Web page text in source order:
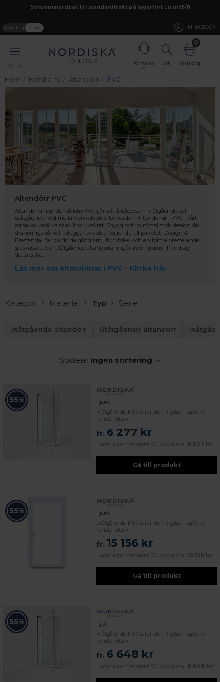
Sensommardeal: Fri standardfrakt på lagerfört t.o.m 16/8
Företag Privat MINA SIDOR
Meny
fokus på kvalitet, omtanke och djup kompetens.
Kontakta
oss
Sök
0
Varukorg
Hem Handla nu Altandörr PVC
Altandörr PVC
Altandörrar i underhållsfri PVC går att få både som inåtgående och
utåtgående. Välj mellan enkeldörr eller pardörr. Altandörrar i PVC i vårt
egna varumärke är av hög kvalitet. Snygg och minimalistisk design där
dräneringshål och pluggar är dolda. Väljer du till paketet "Design &
Prestanda" får du dolda gångjärn, låg tröskel och en bättre presterande
glaskassett. För utåtgående altandörrar ingår även broms i handtag i
detta paket.
Läs mer om altandörrar i PVC - Klicka här
Kategori Material Typ Serie
Inåtgående altandörr Utåtgående altandörr
Sortera: Ingen sortering
55% Fjord
Inåtgående PVC altandörr 3-glas + spår för
fönsterbleck
fr. 6 277 kr
Lägsta pris senaste 30 dagarna: 6 277 kr
Gå till produkt
55% Fjord
utåtgående PVC altandörr 3-glas + spår för
fönsterbleck
fr. 15 156 kr
Lägsta pris senaste 30 dagarna: 15 156 kr
Gå till produkt
55% Fjäll
Inåtgående PVC altandörr 3-glas + spår för
fönsterbleck
fr. 6 648 kr
Lägsta pris senaste 30 dagarna: 6 648 kr